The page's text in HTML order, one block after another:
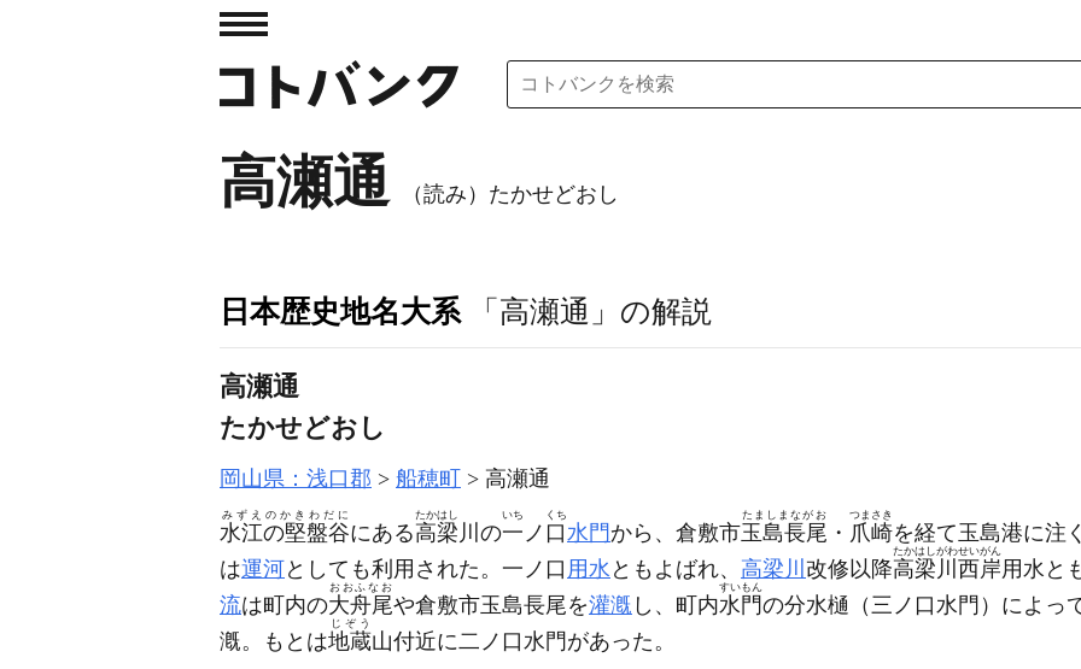
高瀬通 （読み）たかせどおし
日本歴史地名大系 「高瀬通」の解説
高瀬通
たかせどおし
岡山県：浅口郡 船穂町 高瀬通
水江の堅盤谷
みずえのかきわだに
にある高梁
たかはし
川の一
いち
ノ 口
くち
水門から、倉敷市玉島長尾
たましまながお
・ 爪崎
つまさき
を経て玉島港に注
は運河としても利用された。一ノ口 用水 ともよばれ、 高梁川 改修以降高梁川西岸
たかはしがわせいがん
用水と
流は町内の大舟尾
おおふなお
や倉敷市玉島長尾を灌漑 し、町内水門
すいもん
の分水樋 （三ノ口水門） によっ
漑。もとは地蔵
じぞう
山付近に二ノ口水門があった。